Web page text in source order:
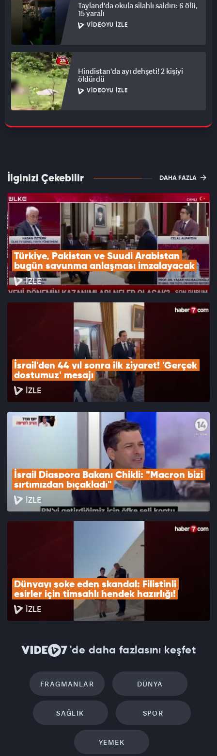
Tayland'da okula silahlı saldırı: 6 ölü,
15 yaralı
VIDEOYU İZLE
Hindistan'da ayı dehşeti! 2 kişiyi
öldürdü
VIDEOYU İZLE
İlginizi Çekebilir DAHA FAZLA
Türkiye, Pakistan ve Suudi Arabistan
bugün savunma anlaşması imzalayacak
İZLE
İsrail'den 44 yıl sonra ilk ziyaret! 'Gerçek
dostumuz' mesajı
İZLE
İsrail Diaspora Bakanı Chikli: "Macron bizi
sırtımızdan bıçakladı"
İZLE
Dünyayı şoke eden skandal: Filistinli
esirler için timsahlı hendek hazırlığı!
İZLE
'de daha fazlasını keşfet
FRAGMANLAR DÜNYA
SAĞLIK SPOR
YEMEK